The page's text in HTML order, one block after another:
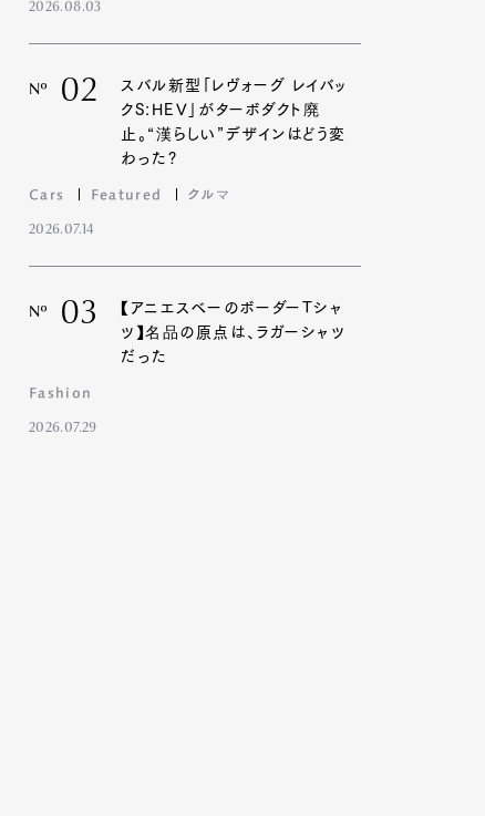
2026.08.03
Nº 02
スバル新型「レヴォーグ レイバッ
クS:HEV」がターボダクト廃
止。“漢らしい”デザインはどう変
わった?
Cars Featured クルマ
2026.07.14
Nº 03
【アニエスベーのボーダーTシャ
ツ】名品の原点は、ラガーシャツ
だった
Fashion
2026.07.29